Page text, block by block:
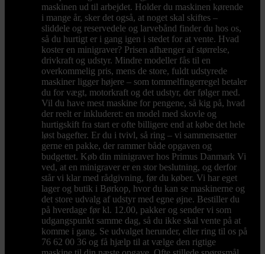
maskinen ud til arbejdet. Holder du maskinen kørende
i mange år, sker det også, at noget skal skiftes –
sliddele og reservedele og larvebånd finder du hos os,
så du hurtigt er i gang igen i stedet for at vente. Hvad
koster en minigraver? Prisen afhænger af størrelse,
drivkraft og udstyr. Mindre modeller fås til en
overkommelig pris, mens de store, fuldt udstyrede
maskiner ligger højere – som tommelfingerregel betaler
du for vægt, motorkraft og det udstyr, der følger med.
Vil du have mest maskine for pengene, så kig på, hvad
der reelt er inkluderet: en model med skovle og
hurtigskift fra start er ofte billigere end at købe det hele
løst bagefter. Er du i tvivl, så ring – vi sammensætter
gerne en pakke, der rammer både opgaven og
budgettet. Køb din minigraver hos Primus Danmark Vi
ved, at en minigraver er en stor beslutning, og derfor
står vi klar med rådgivning, før du køber. Vi har eget
lager og butik i Børkop, hvor du kan se maskinerne og
det store udvalg af udstyr med egne øjne. Bestiller du
på hverdage før kl. 12.00, pakker og sender vi som
udgangspunkt samme dag, så du ikke skal vente på at
komme i gang. Se udvalget herunder, eller ring til os på
76 62 00 36 og få hjælp til at vælge den rigtige